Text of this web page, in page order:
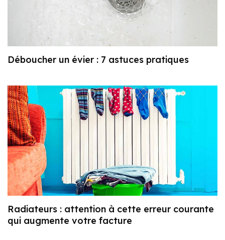
Déboucher un évier : 7 astuces pratiques
Radiateurs : attention à cette erreur courante
qui augmente votre facture